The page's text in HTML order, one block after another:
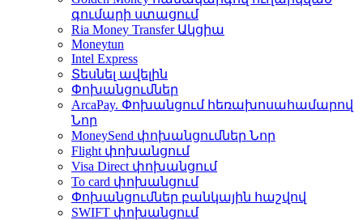
գումարի ստացում
Ria Money Transfer Ակցիա
Moneytun
Intel Express
Տեսնել ավելին
Փոխանցումներ
ArcaPay. Փոխանցում հեռախոսահամարով
Նոր
MoneySend փոխանցումներ Նոր
Flight փոխանցում
Visa Direct փոխանցում
To card փոխանցում
Փոխանցումներ բանկային հաշվով
SWIFT փոխանցում